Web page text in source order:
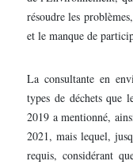
résoudre les
et le manque de
La consultante en
types de déchets que
2019 a mentionné,
2021, mais lequel,
requis, considérant